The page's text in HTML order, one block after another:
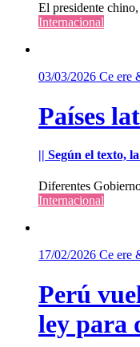
El presidente
Internacional
03/03/2026 Ce ere
Países
|| Según el texto,
Diferentes
Internacional
17/02/2026 Ce ere
Perú
ley para